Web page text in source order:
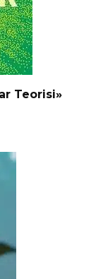
Teorisi»